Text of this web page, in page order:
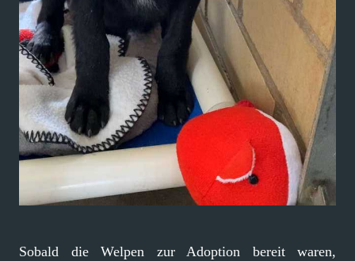
Sobald die Welpen zur Adoption bereit waren,